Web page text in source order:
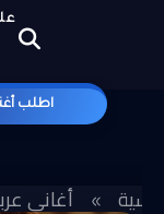
اطلب
» أغاني